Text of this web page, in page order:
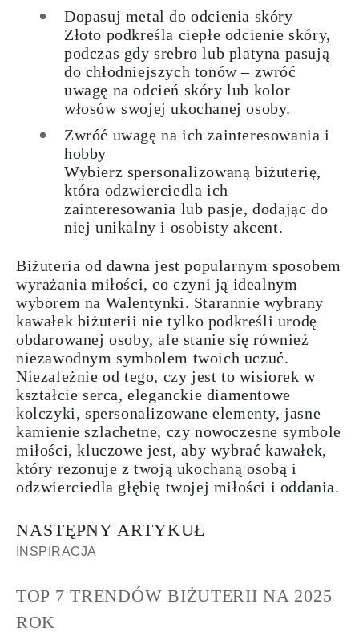
Dopasuj metal do odcienia skóry
Złoto podkreśla ciepłe odcienie skóry,
podczas gdy srebro lub platyna pasują
do chłodniejszych tonów – zwróć
uwagę na odcień skóry lub kolor
włosów swojej ukochanej osoby.
Zwróć uwagę na ich zainteresowania i
hobby
Wybierz spersonalizowaną biżuterię,
która odzwierciedla ich
zainteresowania lub pasje, dodając do
niej unikalny i osobisty akcent.
Biżuteria od dawna jest popularnym sposobem
wyrażania miłości, co czyni ją idealnym
wyborem na Walentynki. Starannie wybrany
kawałek biżuterii nie tylko podkreśli urodę
obdarowanej osoby, ale stanie się również
niezawodnym symbolem twoich uczuć.
Niezależnie od tego, czy jest to wisiorek w
kształcie serca, eleganckie diamentowe
kolczyki, spersonalizowane elementy, jasne
kamienie szlachetne, czy nowoczesne symbole
miłości, kluczowe jest, aby wybrać kawałek,
który rezonuje z twoją ukochaną osobą i
odzwierciedla głębię twojej miłości i oddania.
NASTĘPNY ARTYKUŁ
INSPIRACJA
TOP 7 TRENDÓW BIŻUTERII NA 2025
ROK